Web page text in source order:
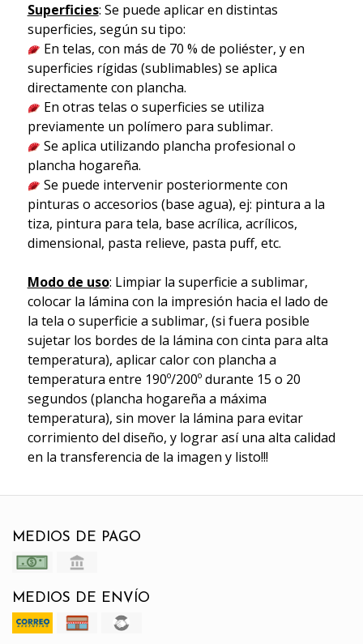
Superficies: Se puede aplicar en distintas
superficies, según su tipo:
En telas, con más de 70 % de poliéster, y en
superficies rígidas (sublimables) se aplica
directamente con plancha.
En otras telas o superficies se utiliza
previamente un polímero para sublimar.
Se aplica utilizando plancha profesional o
plancha hogareña.
Se puede intervenir posteriormente con
pinturas o accesorios (base agua), ej: pintura a la
tiza, pintura para tela, base acrílica, acrílicos,
dimensional, pasta relieve, pasta puff, etc.
Modo de uso: Limpiar la superficie a sublimar,
colocar la lámina con la impresión hacia el lado de
la tela o superficie a sublimar, (si fuera posible
sujetar los bordes de la lámina con cinta para alta
temperatura), aplicar calor con plancha a
temperatura entre 190º/200º durante 15 o 20
segundos (plancha hogareña a máxima
temperatura), sin mover la lámina para evitar
corrimiento del diseño, y lograr así una alta calidad
en la transferencia de la imagen y listo!!!
MEDIOS DE PAGO
MEDIOS DE ENVÍO